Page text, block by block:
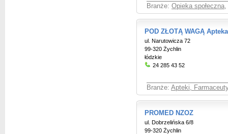
Branże: Opieka społeczna,
POD ZŁOTĄ WAGĄ Apteka
ul. Narutowicza 72
99-320 Żychlin
łódzkie
24 285 43 52
Branże: Apteki,
PROMED NZOZ
ul. Dobrzelińska 6/8
99-320 Żychlin